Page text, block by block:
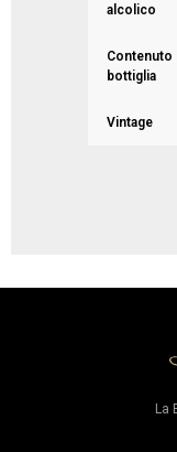
alcolico
Contenuto
bottiglia
Vintage
La